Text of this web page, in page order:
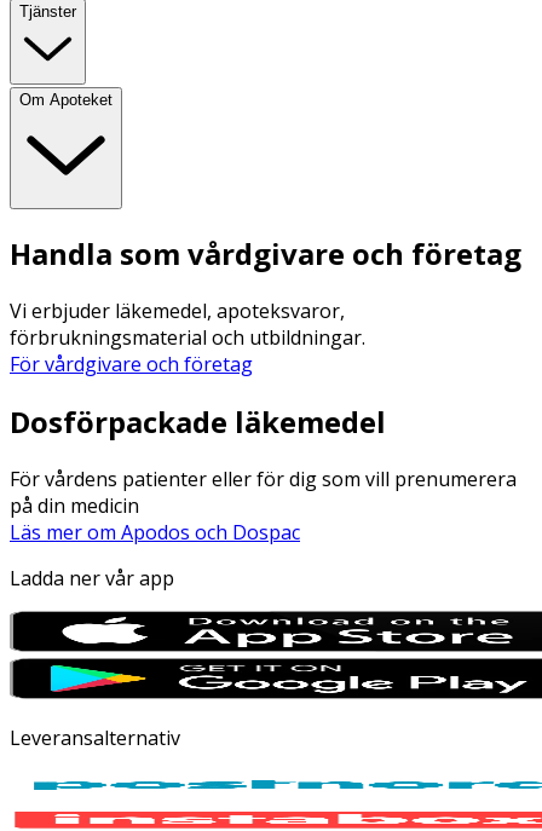
Tjänster
Om Apoteket
Handla som vårdgivare och företag
Vi erbjuder läkemedel, apoteksvaror,
förbrukningsmaterial och utbildningar.
För vårdgivare och företag
Dosförpackade läkemedel
För vårdens patienter eller för dig som vill prenumerera
på din medicin
Läs mer om Apodos och Dospac
Ladda ner vår app
Leveransalternativ